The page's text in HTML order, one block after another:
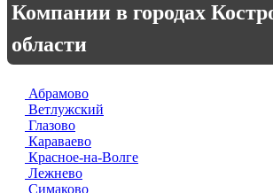
Компании в городах
области
Абрамово
Ветлужский
Глазово
Караваево
Красное-на-Волге
Лежнево
Симаково